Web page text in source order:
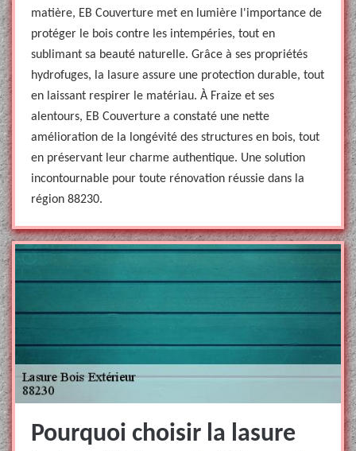
matière, EB Couverture met en lumière l'importance de
protéger le bois contre les intempéries, tout en
sublimant sa beauté naturelle. Grâce à ses propriétés
hydrofuges, la lasure assure une protection durable, tout
en laissant respirer le matériau. À Fraize et ses
alentours, EB Couverture a constaté une nette
amélioration de la longévité des structures en bois, tout
en préservant leur charme authentique. Une solution
incontournable pour toute rénovation réussie dans la
région 88230.
Pourquoi choisir la lasure